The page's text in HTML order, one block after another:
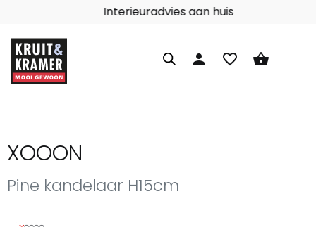
Interieuradvies aan huis
person favorite_border shopping_basket
XOOON
Pine kandelaar H15cm